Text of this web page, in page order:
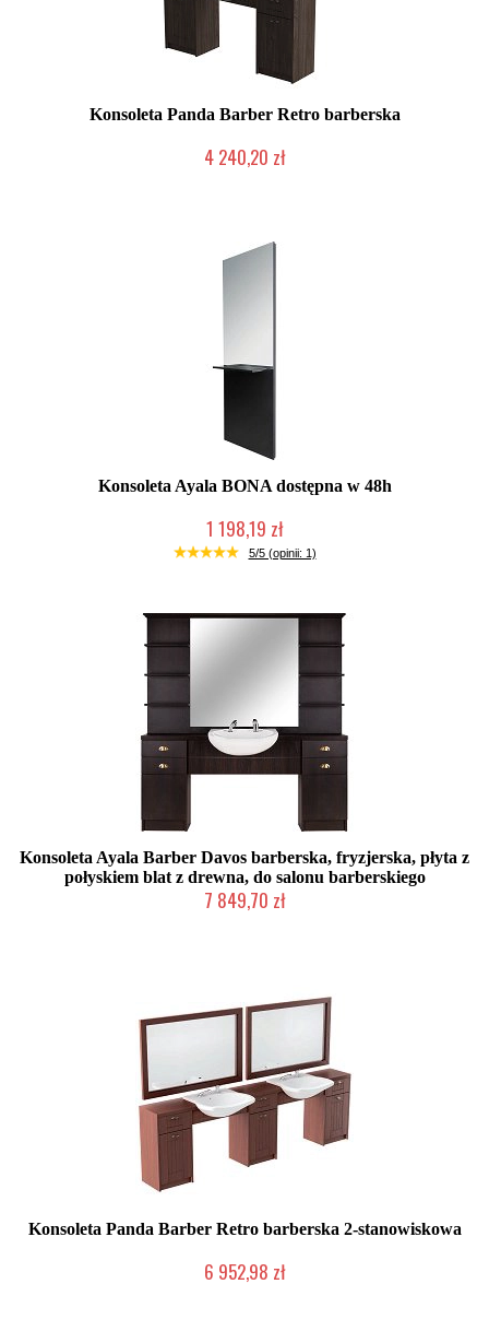
Konsoleta Panda Barber Retro barberska
4 240,20 zł
Konsoleta Ayala BONA dostępna w 48h
1 198,19 zł
W magazynie producenta
5/5 (opinii: 1)
Konsoleta Ayala Barber Davos barberska, fryzjerska, płyta z
połyskiem blat z drewna, do salonu barberskiego
7 849,70 zł
Konsoleta Panda Barber Retro barberska 2-stanowiskowa
6 952,98 zł